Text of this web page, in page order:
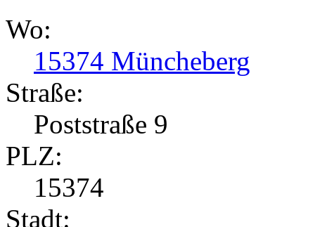
Wo:
15374 Müncheberg
Straße:
Poststraße 9
PLZ:
15374
Stadt: